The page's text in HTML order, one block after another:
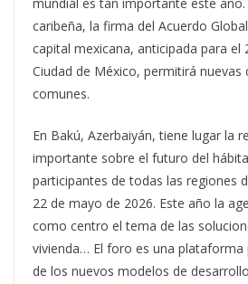
caribeña, la firma del Acuerdo
capital mexicana, anticipada para el
Ciudad de México, permitirá nuevas
comunes.
En Bakú, Azerbaiyán, tiene lugar la
importante sobre el futuro del
participantes de todas las regiones
22 de mayo de 2026. Este año la
como centro el tema de las
vivienda… El foro es una plataforma
de los nuevos modelos de